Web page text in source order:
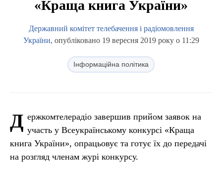
«Краща книга України»
Державний комітет телебачення і радіомовлення
України, опубліковано 19 вересня 2019 року о 11:29
Інформаційна політика
Д ержкомтелерадіо завершив прийом заявок на
участь у Всеукраїнському конкурсі «Краща
книга України», опрацьовує та готує їх до передачі
на розгляд членам журі конкурсу.